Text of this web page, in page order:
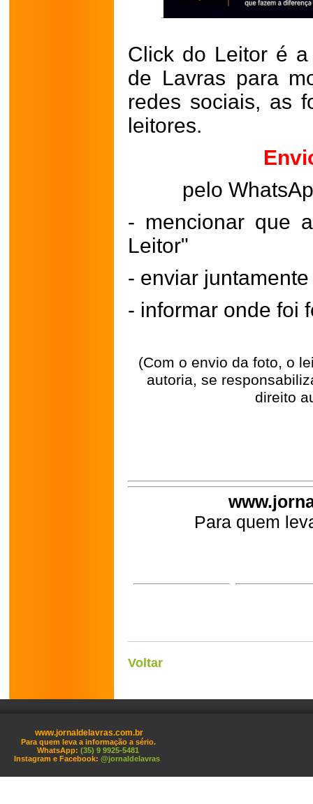
Click do Leitor é
de Lavras para
redes sociais, as
leitores.
pelo
- mencionar que
Leitor"
- enviar
- informar onde foi
(Com o envio da foto, o
autoria, se
direito
Para quem
Voltar
www.jornaldelavras.com.br
Para quem leva a informação a sério.
WhatsApp: (35) 9 9925-5481
Instagram e Facebook: @jornaldelavras